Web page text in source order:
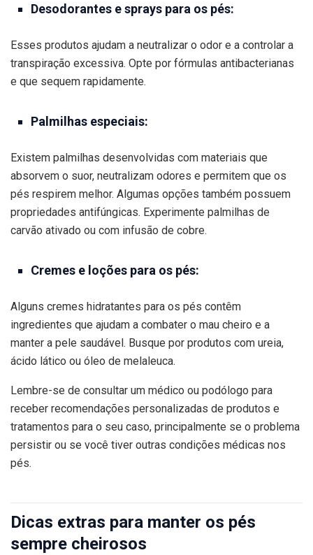
Desodorantes e sprays para os pés:
Esses produtos ajudam a neutralizar o odor e a controlar a
transpiração excessiva. Opte por fórmulas antibacterianas
e que sequem rapidamente.
Palmilhas especiais:
Existem palmilhas desenvolvidas com materiais que
absorvem o suor, neutralizam odores e permitem que os
pés respirem melhor. Algumas opções também possuem
propriedades antifúngicas. Experimente palmilhas de
carvão ativado ou com infusão de cobre.
Cremes e loções para os pés:
Alguns cremes hidratantes para os pés contêm
ingredientes que ajudam a combater o mau cheiro e a
manter a pele saudável. Busque por produtos com ureia,
ácido lático ou óleo de melaleuca.
Lembre-se de consultar um médico ou podólogo para
receber recomendações personalizadas de produtos e
tratamentos para o seu caso, principalmente se o problema
persistir ou se você tiver outras condições médicas nos
pés.
Dicas extras para manter os pés
sempre cheirosos